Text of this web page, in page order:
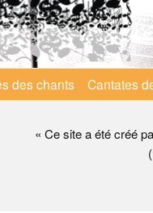
« Ce site a été créé
des chants Cantates